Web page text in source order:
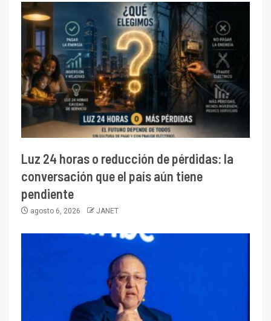
Luz 24 horas o reducción de pérdidas: la
conversación que el país aún tiene
pendiente
agosto 6, 2026 JANET